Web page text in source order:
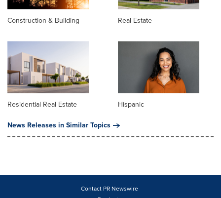
Construction & Building Real Estate
Residential Real Estate
Hispanic
News Releases in Similar Topics
Contact PR Newswire